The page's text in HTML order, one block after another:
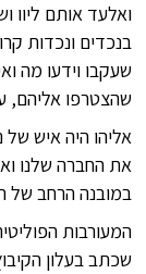
ואלעד אותם
בנכדים ונכדות
שעקבו וידעו מה
שהצטרפו אליהם,
אליהו היה איש
את החברה שלנו
במובנה הרחב של
המעורבות